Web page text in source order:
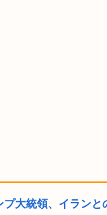
プ大統領、イラン